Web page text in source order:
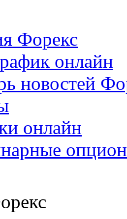
Форекс
онлайн
новостей
онлайн